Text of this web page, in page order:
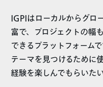
IGPIはローカルからグロ
富で、プロジェクトの幅
できるプラットフォーム
テーマを見つけるために
経験を楽しんでもらいたい